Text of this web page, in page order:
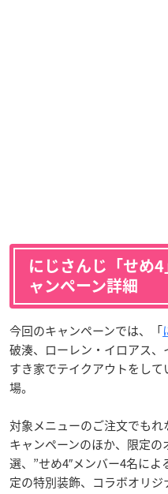
にじさんじ「せめ
ャンペーン詳細
今回のキャンペーンでは、「
破湊、ローレン・イロアス、
すき家でテイクアウトをし
場。
対象メニューのご注文でも
キャンペーンのほか、限定
選、”せめ4″メンバー4名に
定の特別装飾、コラボオリ